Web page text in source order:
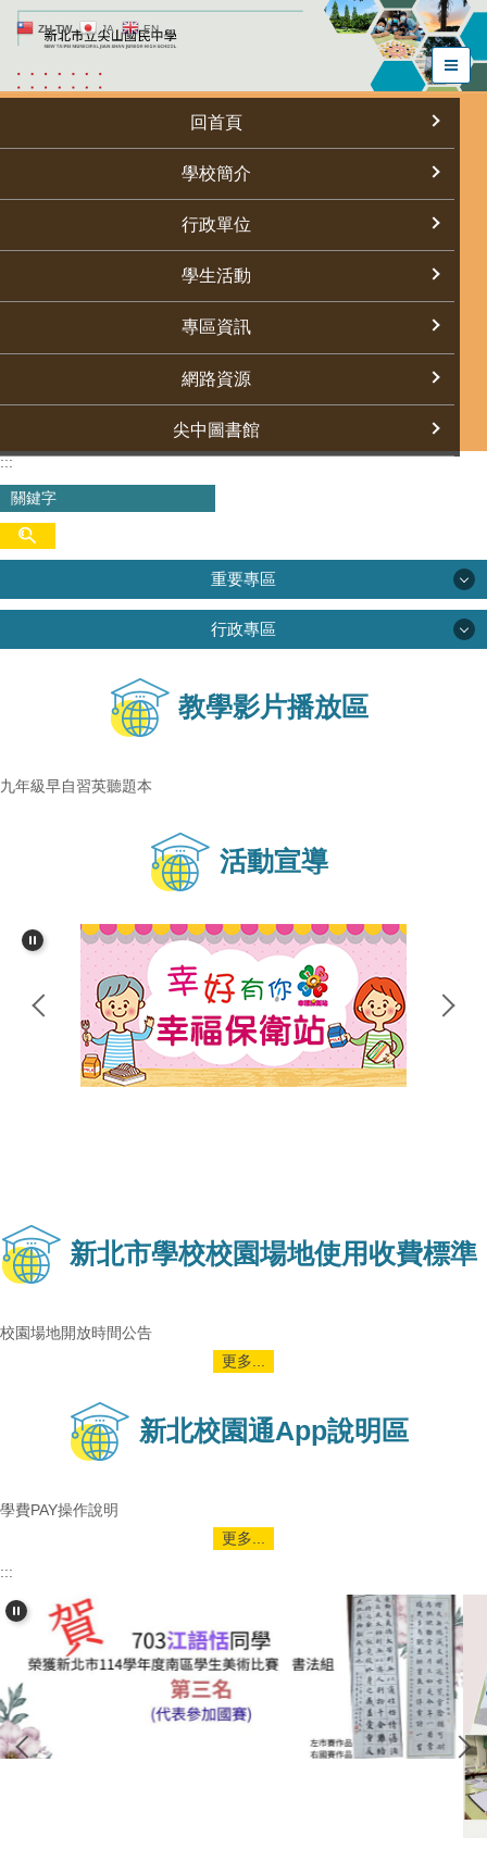
跳
到
要
區
ZH-TW JA EN
回首頁
學校簡介
行政單位
學生活動
專區資訊
網路資源
尖中圖書館
:::
重要專區
重要專區
正常教學
交通安全專區
行政專區
行政專區
校務行政系統
教學影片播放區
九年級早自習英聽題本
活動宣導
新北市學校校園場地使用收費標準
校園場地開放時間公告
更多...
新北校園通App說明區
學費PAY操作說明
更多...
:::